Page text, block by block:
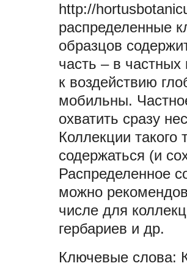
http://
распределенные
образцов
часть – в частных
к воздействию
мобильны.
охватить сразу
Коллекции
содержаться (и
Распределенное
можно
числе для
гербариев и др.